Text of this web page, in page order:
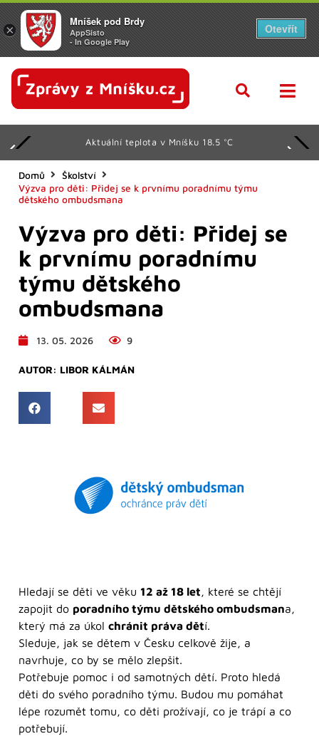
Aktuální teplota v Mníšku 18.5 °C
Domů
Školství
Výzva pro děti: Přidej se k prvnímu poradnímu týmu
dětského ombudsmana
Výzva pro děti: Přidej se
k prvnímu poradnímu
týmu dětského
ombudsmana
13. 05. 2026 9
AUTOR: LIBOR KÁLMÁN
Hledají se děti ve věku 12 až 18 let, které se chtějí
zapojit do poradního týmu dětského ombudsmana,
který má za úkol chránit práva dětí.
Sleduje, jak se dětem v Česku celkově žije, a
navrhuje, co by se mělo zlepšit.
Potřebuje pomoc i od samotných dětí. Proto hledá
děti do svého poradního týmu. Budou mu pomáhat
lépe rozumět tomu, co děti prožívají, co je trápí a co
potřebují.
×
Mníšek pod Brdy
AppSisto
- In Google Play
Otevřít